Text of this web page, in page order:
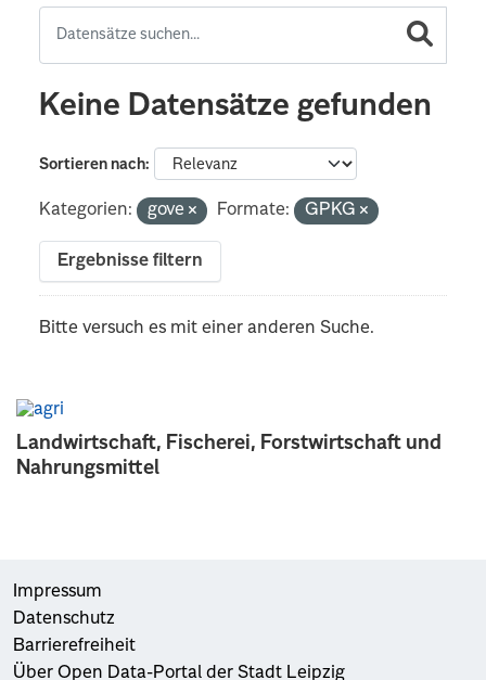
Landwirtschaft, Fischerei, Forstwirtschaft und
Nahrungsmittel
Keine Datensätze gefunden
Sortieren nach
Kategorien: gove Formate: GPKG
Ergebnisse filtern
Bitte versuch es mit einer anderen Suche.
Impressum
Datenschutz
Barrierefreiheit
Über Open Data-Portal der Stadt Leipzig